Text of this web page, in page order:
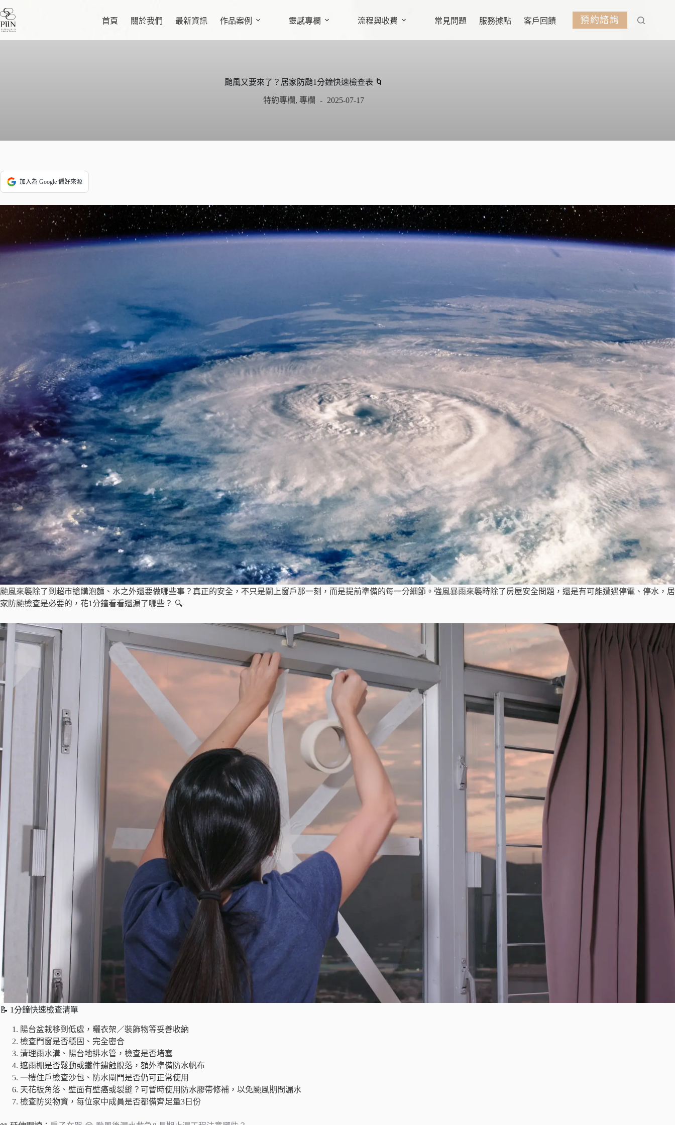
跳
至
主
要
首頁 關於我們 最新資訊 作品案例 靈感專欄 流程與收費 常見問題 服務據點 客戶回饋 預約諮詢
颱風又要來了？居家防颱1分鐘快速檢查表 🌀
特約專欄,專欄 2025-07-17
加入為 Google 偏好來源
颱風來襲除了到超市搶購泡麵、水之外還要做哪些事？真正的安全，不只是關上窗戶那一刻，而是提前準備的每一分細節。強風暴雨來襲時除了房屋安全問題，還是有可能遭遇停電、停水，居
家防颱檢查是必要的，花1分鐘看看還漏了哪些？ 🔍
📝 1分鐘快速檢查清單
陽台盆栽移到低處，曬衣架／裝飾物等妥善收納
檢查門窗是否穩固、完全密合
清理雨水溝、陽台地排水管，檢查是否堵塞
遮雨棚是否鬆動或鐵件鏽蝕脫落，額外準備防水帆布
一樓住戶檢查沙包、防水閘門是否仍可正常使用
天花板角落、壁面有壁癌或裂縫？可暫時使用防水膠帶修補，以免颱風期間漏水
檢查防災物資，每位家中成員是否都備齊足量3日份